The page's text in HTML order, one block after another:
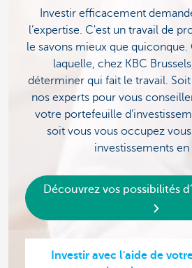
Investir efficacement
l’expertise. C'est un travail de
le savons mieux que quiconque.
laquelle, chez KBC
déterminer qui fait le travail.
nos experts pour vous
votre portefeuille
soit vous vous occupez
investissements en
Découvrez vos possibilités
Investir avec l'aide de